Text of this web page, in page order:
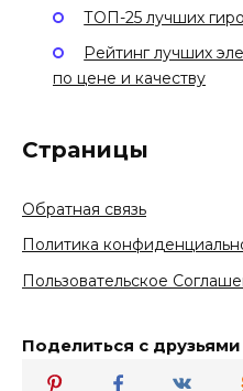
ТОП-25 лучших
Рейтинг лучших
по цене и качеству
Страницы
Обратная связь
Политика
Пользовательское
Поделиться с друзьями